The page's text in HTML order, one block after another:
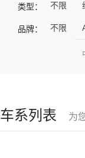
类型： 不限
品牌： 不限
车系列表 为